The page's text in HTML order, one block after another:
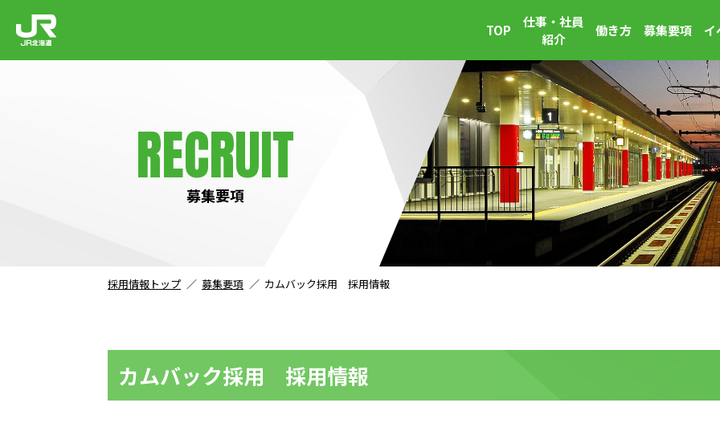
TOP
仕事・社員
紹介
働き方 募集要項 イ
RECRUIT
募集要項
採用情報トップ 募集要項 カムバック採用 採用情報
カムバック採用 採用情報